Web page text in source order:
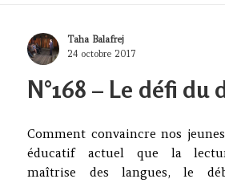
Author
Taha Balafrej
Posted
24 octobre 2017
N°168 – Le défi du
Comment convaincre nos
éducatif actuel que la
maîtrise des langues, le